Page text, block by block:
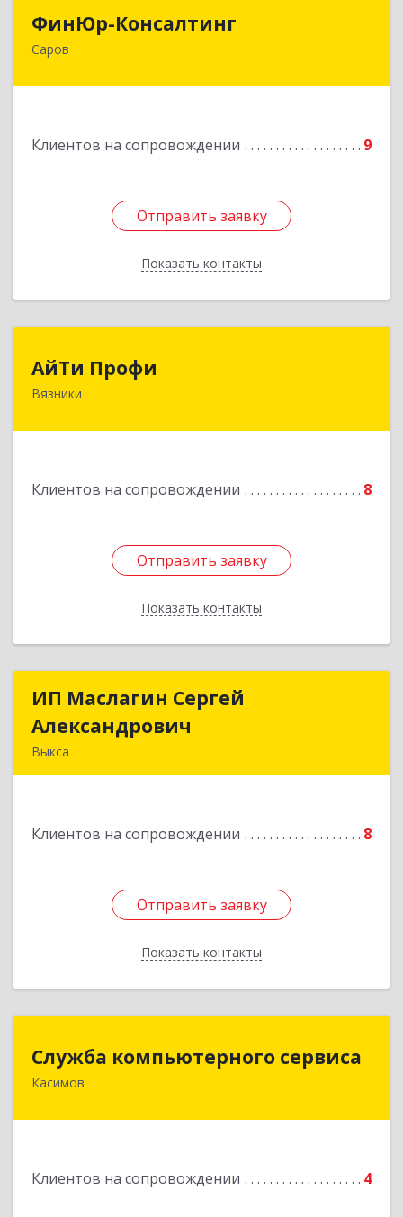
ФинЮр-Консалтинг
Саров
Клиентов на сопровождении 9
Отправить заявку
Показать контакты
Отправить заявку
Назад
АйТи Профи
Вязники
Клиентов на сопровождении 8
Отправить заявку
Показать контакты
Отправить заявку
Назад
ИП Маслагин Сергей
Александрович
Выкса
Клиентов на сопровождении 8
Отправить заявку
Показать контакты
ИП Маслагин Сергей
Подробнее
Отправить заявку
Назад
Служба компьютерного сервиса
Касимов
Клиентов на сопровождении 4
Служба компьютерного сервиса
391300, Рязанская обл., г.Касимов, ул.Советская